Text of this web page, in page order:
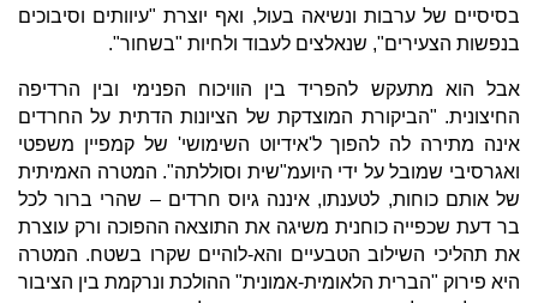
בסיסיים של ערבות ונשיאה בעול, ואף יוצרת "עיוותים וסיבוכים
בנפשות הצעירים", שנאלצים לעבוד ולחיות "בשחור".
אבל הוא מתעקש להפריד בין הוויכוח הפנימי ובין הרדיפה
החיצונית. "הביקורת המוצדקת של הציונות הדתית על החרדים
אינה מתירה לה להפוך ל'אידיוט השימושי' של קמפיין משפטי
ואגרסיבי שמובל על ידי היועמ"שית וסוללתה". המטרה האמיתית
של אותם כוחות, לטענתו, איננה גיוס חרדים – שהרי ברור לכל
בר דעת שכפייה כוחנית משיגה את התוצאה ההפוכה ורק עוצרת
את תהליכי השילוב הטבעיים והא-לוהיים שקרו בשטח. המטרה
היא פירוק "הברית הלאומית-אמונית" ההולכת ונרקמת בין הציבור